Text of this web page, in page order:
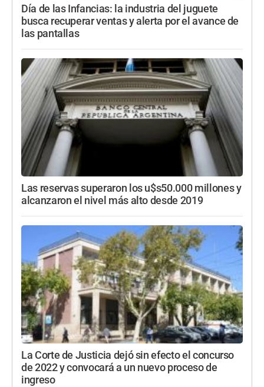
Día de las Infancias: la industria del juguete
busca recuperar ventas y alerta por el avance de
las pantallas
Las reservas superaron los u$s50.000 millones y
alcanzaron el nivel más alto desde 2019
La Corte de Justicia dejó sin efecto el concurso
de 2022 y convocará a un nuevo proceso de
ingreso